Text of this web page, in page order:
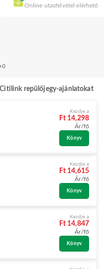
Online utasfelvétel elérhető
Citilink repülőjegy-ajánlatokat
Kezdje a
Ft 14,298
Ár/fő
Könyv
Kezdje a
Ft 14,615
Ár/fő
Könyv
Kezdje a
Ft 14,847
Ár/fő
Könyv